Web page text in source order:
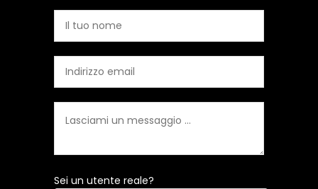
Sei un utente reale?